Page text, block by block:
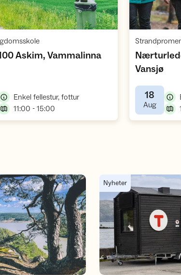
Åpne aktivitet
,
Askim, Vammalinna,
Enkel fellestur, fottur,
11:00 - 15:00
Vansjø,
18
Aug,
regionen 2026 Nå kommer DNT-hytta
Nyheter